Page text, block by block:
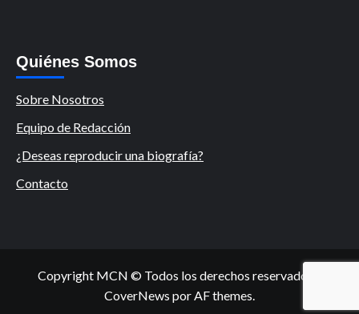
Quiénes Somos
Sobre Nosotros
Equipo de Redacción
¿Deseas reproducir una biografía?
Contacto
Copyright MCN © Todos los derechos reservados.
CoverNews por AF themes.